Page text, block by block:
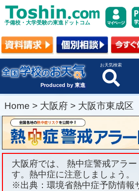
予備校・大学受験の東進ドットコム
Produced by 東進
お天気検索
Home > 大阪府 > 大阪市東成区
大阪府では、 熱中症警戒アラー
す。熱中症に注意しましょう。
※出典：環境省熱中症予防情報